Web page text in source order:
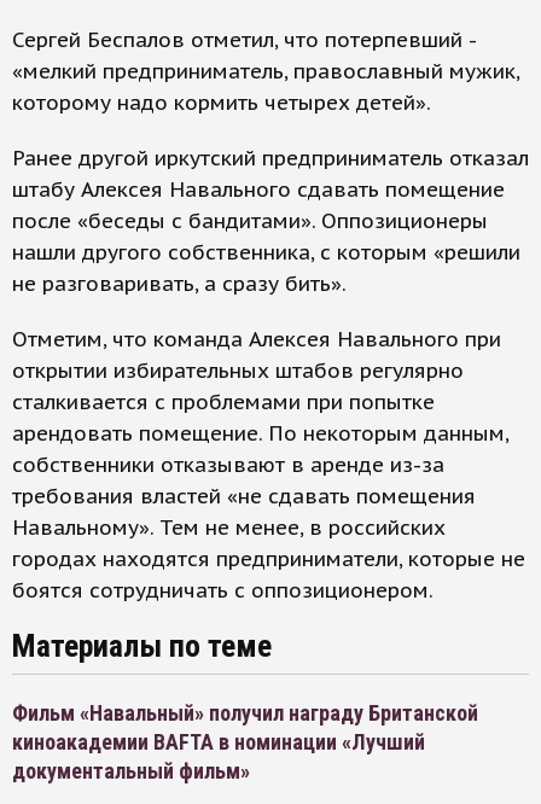
Сергей Беспалов отметил, что потерпевший -
«мелкий предприниматель, православный мужик,
которому надо кормить четырех детей».
Ранее другой иркутский предприниматель отказал
штабу Алексея Навального сдавать помещение
после «беседы с бандитами». Оппозиционеры
нашли другого собственника, с которым «решили
не разговаривать, а сразу бить».
Отметим, что команда Алексея Навального при
открытии избирательных штабов регулярно
сталкивается с проблемами при попытке
арендовать помещение. По некоторым данным,
собственники отказывают в аренде из-за
требования властей «не сдавать помещения
Навальному». Тем не менее, в российских
городах находятся предприниматели, которые не
боятся сотрудничать с оппозиционером.
Материалы по теме
Фильм «Навальный» получил награду Британской
киноакадемии BAFTA в номинации «Лучший
документальный фильм»